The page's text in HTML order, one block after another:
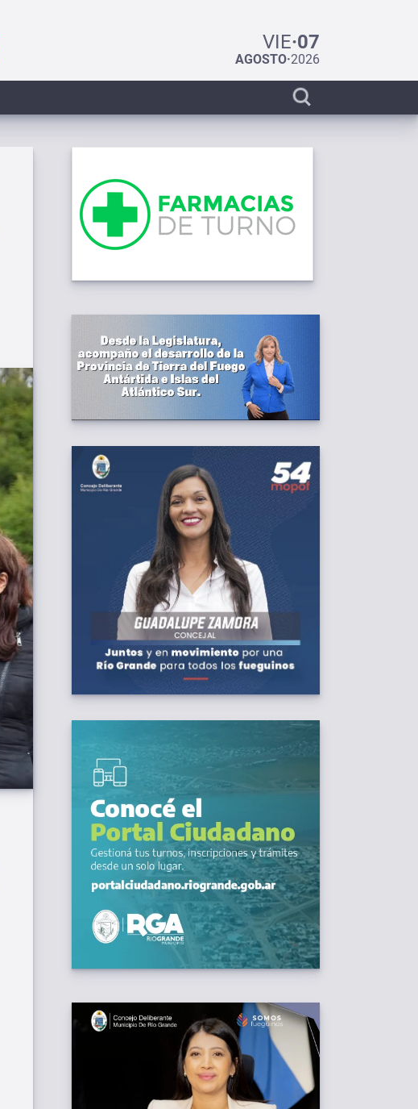
VIE·07
AGOSTO·2026
Display
search